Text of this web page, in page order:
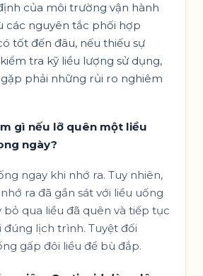
của môi trường vận hành
các nguyên tắc phối hợp
tốt đến đâu, nếu thiếu sự
tra kỹ liều lượng sử dụng,
phải những rủi ro nghiêm
gì nếu lỡ quên một liều
ngày?
ngay khi nhớ ra. Tuy nhiên,
ra đã gần sát với liều uống
bỏ qua liều đã quên và tiếp tục
đúng lịch trình. Tuyệt đối
gấp đôi liều để bù đắp.